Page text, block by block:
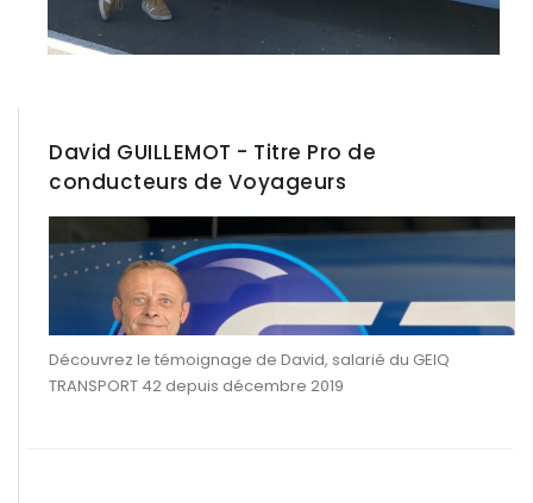
David GUILLEMOT - Titre Pro de
conducteurs de Voyageurs
Découvrez le témoignage de David, salarié du GEIQ
TRANSPORT 42 depuis décembre 2019